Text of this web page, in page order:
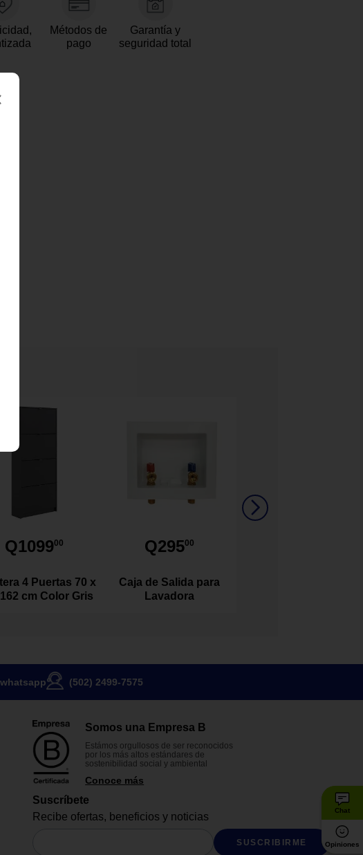
Métodos de
pago
Garantía y
seguridad total
Q109900
4 Puertas 70 x
cm Color Gris
Q29500
Caja de Salida para
Lavadora
(502) 2499-7575
Somos una Empresa B
Estámos orgullosos de ser reconocidos
por los más altos estándares de
sostenibilidad social y ambiental
Conoce más
Suscríbete
Recibe ofertas, beneficios y noticias
SUSCRIBIRME
Chat
Opiniones